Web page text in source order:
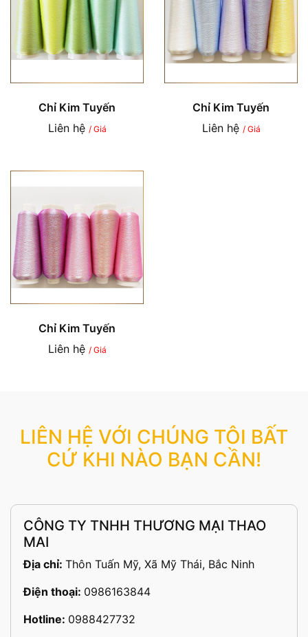
Chỉ Kim Tuyến
Liên hệ / Giá
Chỉ Kim Tuyến
Liên hệ / Giá
Chỉ Kim Tuyến
Liên hệ / Giá
LIÊN HỆ VỚI CHÚNG TÔI BẤT
CỨ KHI NÀO BẠN CẦN!
CÔNG TY TNHH THƯƠNG MẠI THAO
MAI
Địa chỉ: Thôn Tuấn Mỹ, Xã Mỹ Thái, Bắc Ninh
Điện thoại: 0986163844
Hotline: 0988427732